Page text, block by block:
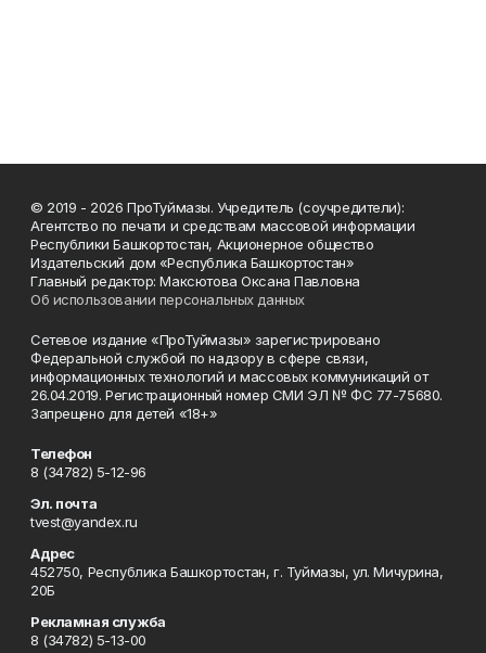
© 2019 - 2026 ПроТуймазы. Учредитель (соучредители):
Агентство по печати и средствам массовой информации
Республики Башкортостан, Акционерное общество
Издательский дом «Республика Башкортостан»
Главный редактор: Максютова Оксана Павловна
Об использовании персональных данных
Сетевое издание «ПроТуймазы» зарегистрировано
Федеральной службой по надзору в сфере связи,
информационных технологий и массовых коммуникаций от
26.04.2019. Регистрационный номер СМИ ЭЛ № ФС 77-75680.
Запрещено для детей «18+»
Телефон
8 (34782) 5-12-96
Эл. почта
tvest@yandex.ru
Адрес
452750, Республика Башкортостан, г. Туймазы, ул. Мичурина,
20Б
Рекламная служба
8 (34782) 5-13-00